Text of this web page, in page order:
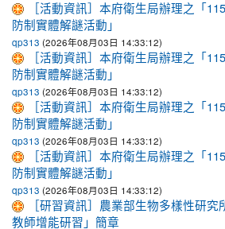
［活動資訊］本府衛生局辦理之「
防制實體解謎活動」
qp313 (2026年08月03日 14:33:12)
［活動資訊］本府衛生局辦理之「
防制實體解謎活動」
qp313 (2026年08月03日 14:33:12)
［活動資訊］本府衛生局辦理之「
防制實體解謎活動」
qp313 (2026年08月03日 14:33:12)
［活動資訊］本府衛生局辦理之「
防制實體解謎活動」
qp313 (2026年08月03日 14:33:12)
［研習資訊］農業部生物多樣性研究
教師增能研習」簡章